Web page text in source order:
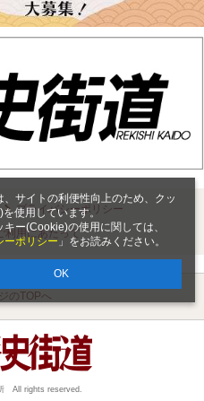
、サイトの利便性向上のため、クッ
使用しています。
ー(Cookie)の使用に関しては、
ーポリシー 」をお読みください。
OK
プライバシーポリシー
利用にあたって
のTOPへ
All rights reserved.